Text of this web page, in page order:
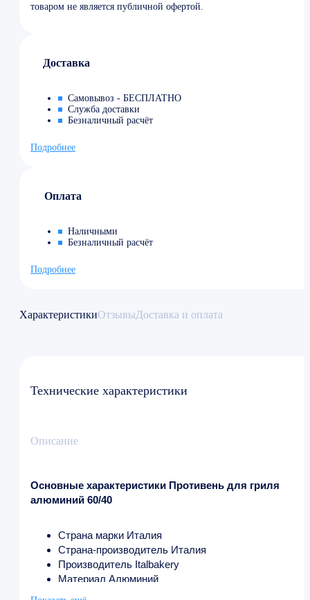
товаром не является публичной офертой.
Доставка
Самовывоз - БЕСПЛАТНО
Служба доставки
Безналичный расчёт
Подробнее
Оплата
Наличными
Безналичный расчёт
Подробнее
ХарактеристикиОтзывыДоставка и оплата
Технические характеристики
Описание
Основные характеристики Противень для гриля
алюминий 60/40
Страна марки Италия
Страна-производитель Италия
Производитель Italbakery
Материал Алюминий